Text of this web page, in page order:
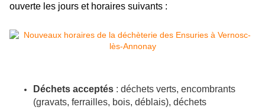
ouverte les jours et horaires suivants :
Déchets acceptés : déchets verts, encombrants
(gravats, ferrailles, bois, déblais), déchets